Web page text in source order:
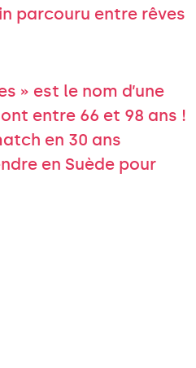
parcouru entre rêves
» est le nom d’une
entre 66 et 98 ans !
en 30 ans
en Suède pour